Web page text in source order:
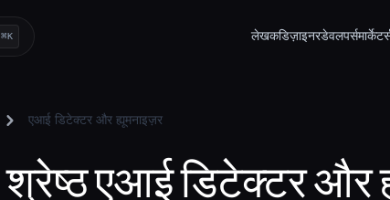
⌘K लेखकडिज़ाइनरडेवलपर्स
एआई डिटेक्टर और ह्यूमनाइज़र
श्रेष्ठएआई डिटेक्टर और